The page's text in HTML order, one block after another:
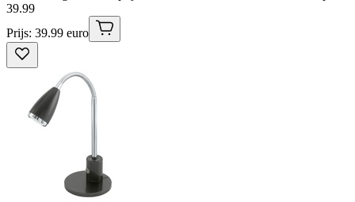
39.99
Prijs: 39.99 euro